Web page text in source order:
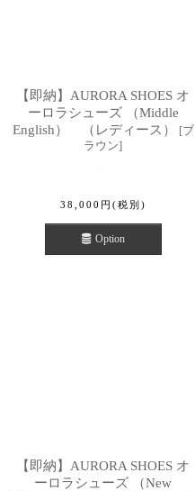
【即納】AURORA SHOES オ
ーロラシューズ （Middle
English） （レディース）
[ブ
ラウン]
38,000 円 (税別)
Option
【即納】AURORA SHOES オ
ーロラシューズ （New